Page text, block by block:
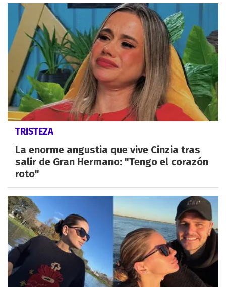
TRISTEZA
La enorme angustia que vive Cinzia tras
salir de Gran Hermano: "Tengo el corazón
roto"